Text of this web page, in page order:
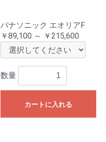
パナソニック エオリアF
￥89,100 ～ ￥215,600
数量
カートに入れる